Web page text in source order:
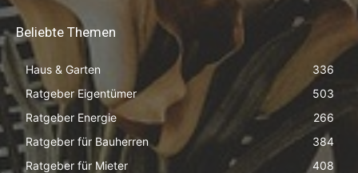
Beliebte Themen
Haus & Garten
336
Ratgeber Eigentümer
503
Ratgeber Energie
266
Ratgeber für Bauherren
384
Ratgeber für Mieter
408